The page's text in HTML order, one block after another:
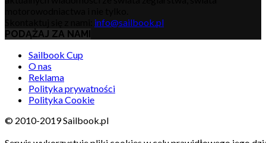
info@sailbook.pl
PODĄŻAJ ZA NAMI
Sailbook Cup
O nas
Reklama
Polityka prywatności
Polityka Cookie
© 2010-2019 Sailbook.pl